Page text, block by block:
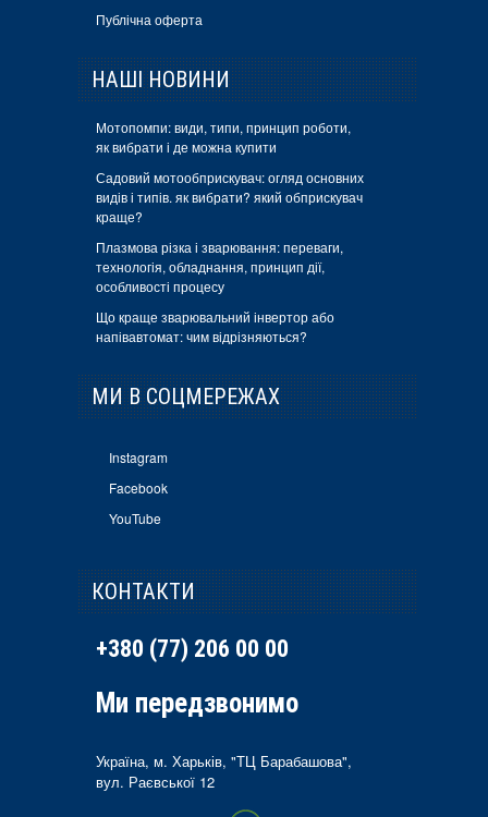
Публічна оферта
НАШІ НОВИНИ
Мотопомпи: види, типи, принцип роботи,
як вибрати і де можна купити
Садовий мотообприскувач: огляд основних
видів і типів. як вибрати? який обприскувач
краще?
Плазмова різка і зварювання: переваги,
технологія, обладнання, принцип дії,
особливості процесу
Що краще зварювальний інвертор або
напівавтомат: чим відрізняються?
МИ В СОЦМЕРЕЖАХ
Instagram
Facebook
YouTube
КОНТАКТИ
+380 (77) 206 00 00
Ми передзвонимо
Україна, м. Харьків, "ТЦ Барабашова",
вул. Раєвської 12